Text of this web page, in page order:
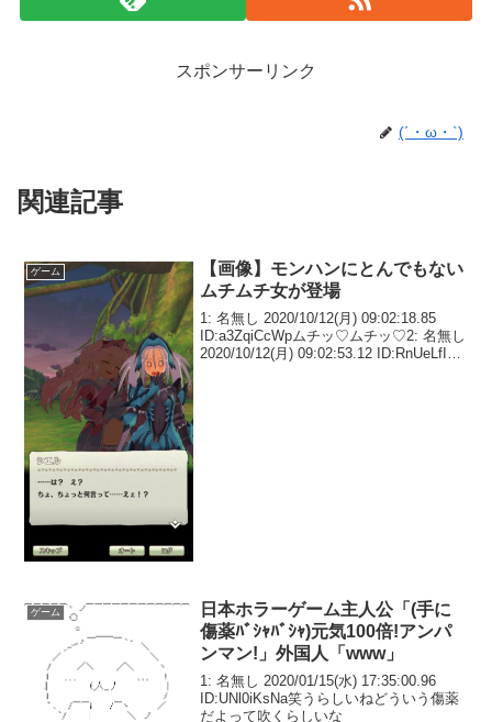
スポンサーリンク
(´・ω・`)
関連記事
ゲーム
【画像】モンハンにとんでもない
ムチムチ女が登場
1: 名無し 2020/10/12(月) 09:02:18.85
ID:a3ZqiCcWpムチッ♡ムチッ♡2: 名無し
2020/10/12(月) 09:02:53.12 ID:RnUeLfIp0
ゲーム
日本ホラーゲーム主人公「(手に
傷薬ﾊﾞｼｬﾊﾞｼｬ)元気100倍!アンパ
ンマン!」外国人「www」
1: 名無し 2020/01/15(水) 17:35:00.96
ID:UNl0iKsNa笑うらしいねどういう傷薬
だよって吹くらしいな